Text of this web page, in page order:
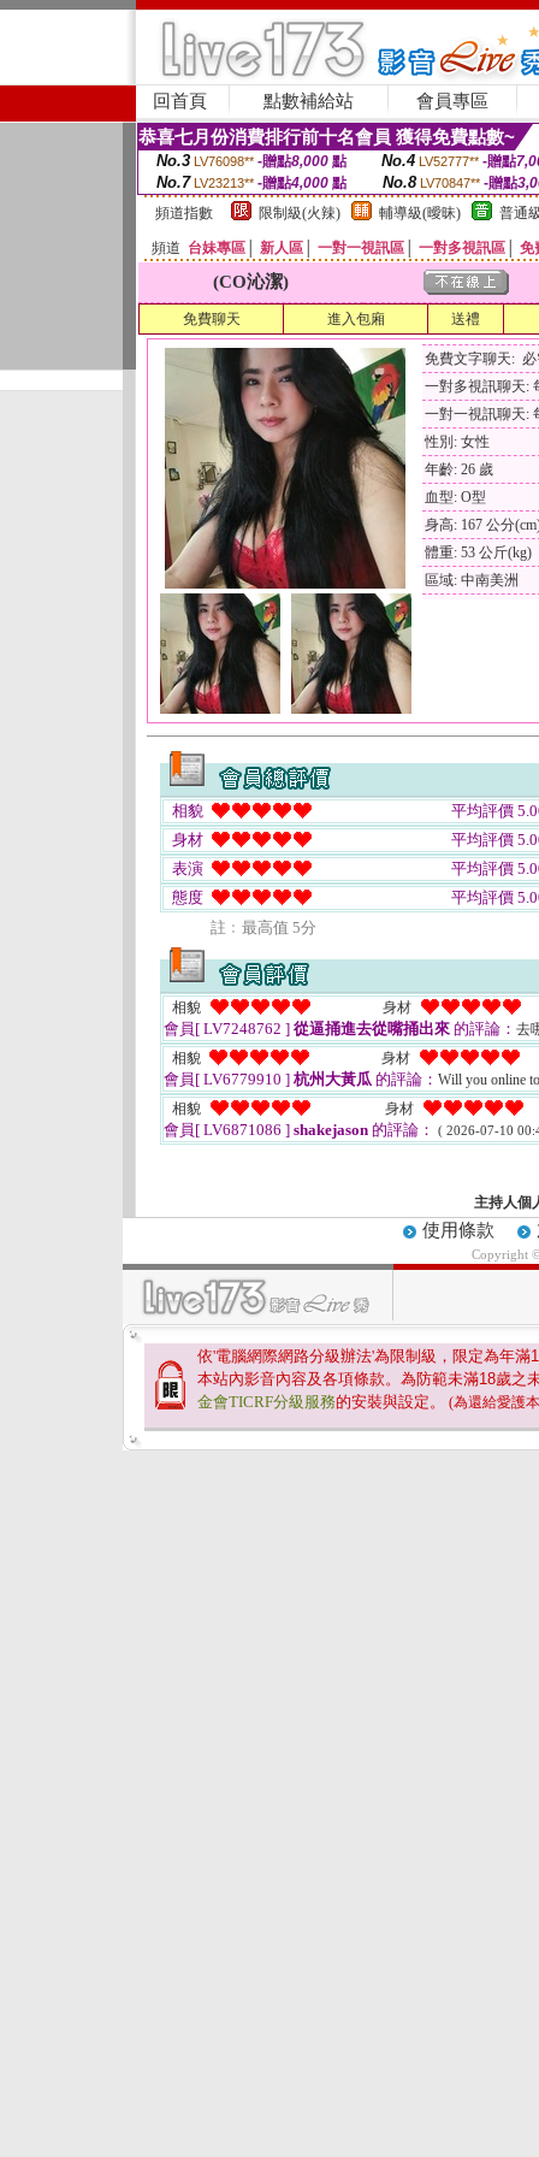
回首頁 點數補給站 會員專區
恭喜七月份消費排行前十名會員 獲得免費點數~
No.3 LV76098** -贈點8,000點 No.4 LV52777** -贈點
No.7 LV23213** -贈點4,000 點 No.8 LV70847** -贈點
頻道指數
限制級(火辣) 輔導級(曖昧) 普通
頻道 台妹專區 新人區 一對一視訊區 一對多視訊區 免
(CO沁潔)
免費聊天 進入包廂 送禮
免費文字聊天:
一對多視訊聊天:
一對一視訊聊天:
性別: 女性
年齡: 26 歲
血型: O型
身高: 167 公分
體重: 53 公斤(kg)
區域: 中南美洲
相貌
平均評價
身材
平均評價
表演
平均評價
態度
平均評價
註﹕最高值 5分
相貌 身材
會員[ LV7248762 ] 從逼捅進去從嘴捅出來 的評論： 去
相貌
身材
會員[ LV6779910 ] 杭州大黃瓜 的評論： Will you online
相貌
身材
會員[ LV6871086 ] shakejason 的評論： ( 2026-07-10
主持人個
使用條款
Copyright
依'電腦網際網路分級辦法'為限制級，限定為年滿
本站內影音內容及各項條款。為防範未滿18歲之
金會TICRF分級服務的安裝與設定。 (為還給愛護